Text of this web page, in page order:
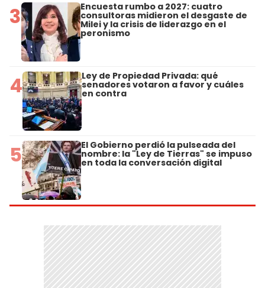
3 Encuesta rumbo a 2027: cuatro
consultoras midieron el desgaste de
Milei y la crisis de liderazgo en el
peronismo
4 Ley de Propiedad Privada: qué
senadores votaron a favor y cuáles
en contra
5 El Gobierno perdió la pulseada del
nombre: la "Ley de Tierras" se impuso
en toda la conversación digital